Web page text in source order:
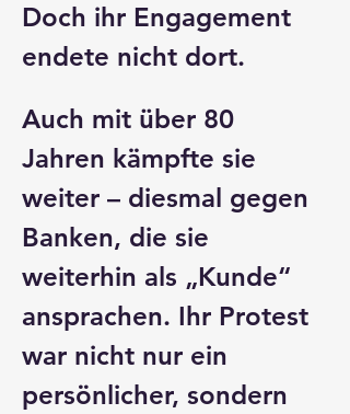
Doch ihr Engagement
endete nicht dort.
Auch mit über 80
Jahren kämpfte sie
weiter – diesmal gegen
Banken, die sie
weiterhin als „Kunde“
ansprachen. Ihr Protest
war nicht nur ein
persönlicher, sondern